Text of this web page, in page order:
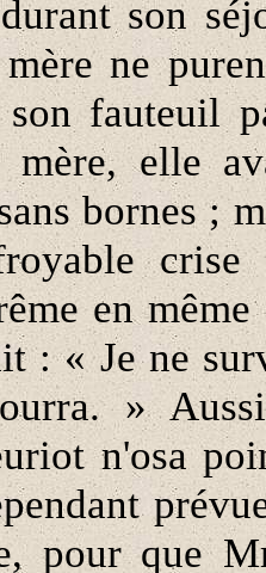
son
ne
son fauteuil
mère, elle
bornes ;
en
: « Je ne
»
n'osa
pour que